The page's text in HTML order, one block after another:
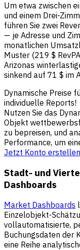
Um etwa zwischen
und einem Drei-
führen Sie zwei
— je Adresse und
monatlichen
Muster (219 $
Arizonas
sinkend auf 71 $ im
Dynamische Preise
individuelle Reports!
Nutzen Sie das
Objekt
zu bepreisen, und
Performance, um
Jetzt Konto erstellen
Stadt- und
Dashboards
Market Dashboards
Einzelobjekt-
vollautomatisierte,
Buchungsdaten der
eine Reihe